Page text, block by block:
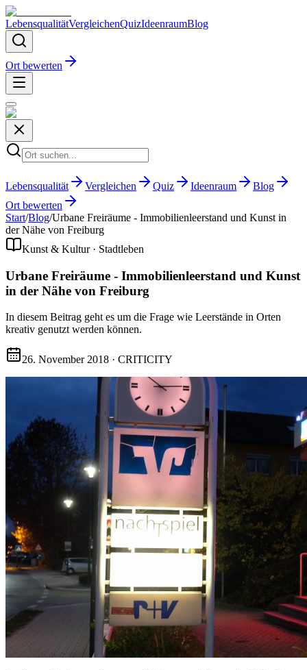
LebensqualitätVergleichenQuizIdeenraumBlog
Ort bewerten
Lebensqualität Vergleichen Quiz Ideenraum
Blog
Ort bewerten
Start/Blog/Urbane Freiräume - Immobilienleerstand und Kunst in
der Nähe von Freiburg
Kunst & Kultur · Stadtleben
Urbane Freiräume - Immobilienleerstand und Kunst
in der Nähe von Freiburg
In diesem Beitrag geht es um die Frage wie Leerstände in Orten
kreativ genutzt werden können.
26. November 2018 · CRITICITY